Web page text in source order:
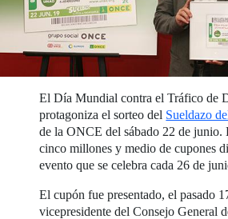
El Día Mundial contra el Tráfico de
protagoniza el sorteo del Sueldazo
de la ONCE del sábado 22 de junio.
cinco millones y medio de cupones
evento que se celebra cada 26 de
El cupón fue presentado, el pasado
vicepresidente del Consejo General